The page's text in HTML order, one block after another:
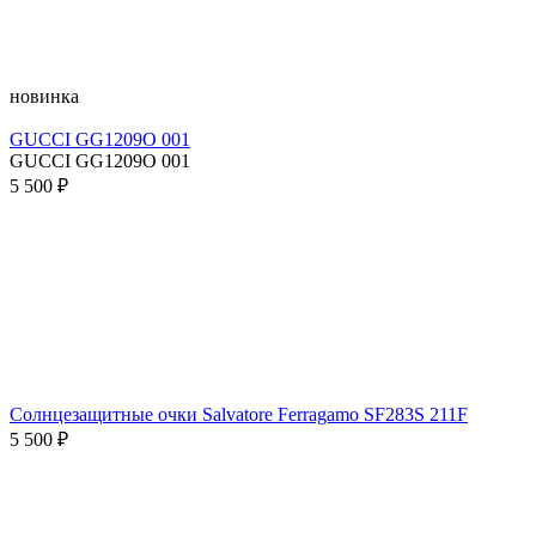
новинка
GUCCI GG1209O 001
GUCCI GG1209O 001
5 500 ₽
Солнцезащитные очки Salvatore Ferragamo SF283S 211F
5 500 ₽